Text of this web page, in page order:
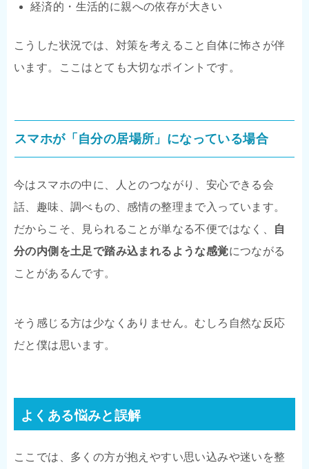
経済的・生活的に親への依存が大きい
こうした状況では、対策を考えること自体に怖さが伴
います。ここはとても大切なポイントです。
スマホが「自分の居場所」になっている場合
今はスマホの中に、人とのつながり、安心できる会
話、趣味、調べもの、感情の整理まで入っています。
だからこそ、見られることが単なる不便ではなく、
自
分の内側を土足で踏み込まれるような感覚につながる
ことがあるんです。
そう感じる方は少なくありません。むしろ自然な反応
だと僕は思います。
よくある悩みと誤解
ここでは、多くの方が抱えやすい思い込みや迷いを整